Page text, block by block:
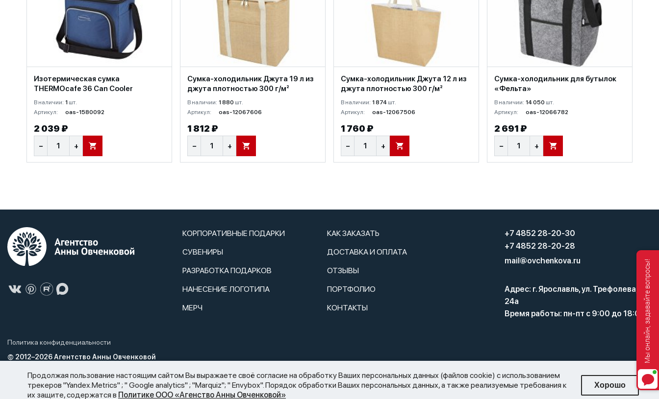
Изотермическая сумка
THERMOcafe 36 Can Cooler
В наличии: 1 шт.
Артикул:
oas-1580092
2 039 ₽
− + В КОРЗИНУ
Сумка-холодильник Джута 19 л из
джута плотностью 300 г/м²
В наличии: 1 880 шт.
Артикул:
oas-12067606
1 812 ₽
− + В КОРЗИНУ
Сумка-холодильник Джута 12 л из
джута плотностью 300 г/м²
В наличии: 1 874 шт.
Артикул:
oas-12067506
1 760 ₽
− + В КОРЗИНУ
Сумка-холодильник для бутылок
«Фельта»
В наличии: 14 050 шт.
Артикул:
oas-12066782
2 691 ₽
− + В КОРЗИНУ
КОРПОРАТИВНЫЕ ПОДАРКИ
СУВЕНИРЫ
РАЗРАБОТКА ПОДАРКОВ
НАНЕСЕНИЕ ЛОГОТИПА
МЕРЧ
КАК ЗАКАЗАТЬ
ДОСТАВКА И ОПЛАТА
ОТЗЫВЫ
ПОРТФОЛИО
КОНТАКТЫ
+7 4852 28-20-30
+7 4852 28-20-28
mail@ovchenkova.ru
Адрес: г. Ярославль, ул. Трефолева,
24а
Время работы: пн-пт с 9:00 до 18:00
Политика конфиденциальности
© 2012–2026 Агентство Анны Овченковой
Агентство Анны Овченковой не нарушает Федеральный закон от 22.11.1995 N 171-ФЗ «О государственном регулировании производства и оборота этилового спирта, алкогольной и
спиртосодержащей продукции и об ограничении потребления (распития) алкогольной продукции»: мы не осуществляем дистанционную торговлю алкоголем. Все материалы, размещенные на этом
сайте, носят информационный характер и не являются публичной офертой.
Продолжая пользование настоящим сайтом Вы выражаете своё согласие на обработку Ваших персональных данных (файлов cookie) с использованием
трекеров "Yandex.Metrics" ; " Google analytics" ; "Marquiz"; " Envybox". Порядок обработки Ваших персональных данных, а также реализуемые требования к
их защите, содержатся в Политике ООО «Агенство Анны Овченковой»
Хорошо
Мы онлайн, задавайте вопросы!